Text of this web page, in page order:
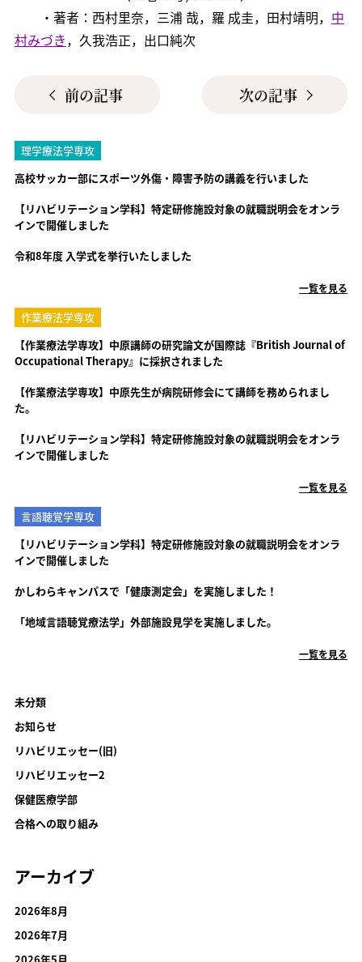
・著者：西村里奈，三浦 哉，羅 成圭，田村靖明， 中
村みづき，久我浩正，出口純次
前の記事 次の記事
理学療法学専攻
高校サッカー部にスポーツ外傷・障害予防の講義を行いました
【リハビリテーション学科】特定研修施設対象の就職説明会をオンラ
インで開催しました
令和8年度 入学式を挙行いたしました
一覧を見る
作業療法学専攻
【作業療法学専攻】中原講師の研究論文が国際誌『British Journal of
Occupational Therapy』に採択されました
【作業療法学専攻】中原先生が病院研修会にて講師を務められまし
た。
【リハビリテーション学科】特定研修施設対象の就職説明会をオンラ
インで開催しました
一覧を見る
言語聴覚学専攻
【リハビリテーション学科】特定研修施設対象の就職説明会をオンラ
インで開催しました
かしわらキャンパスで「健康測定会」を実施しました！
「地域言語聴覚療法学」外部施設見学を実施しました。
一覧を見る
未分類
お知らせ
リハビリエッセー(旧)
リハビリエッセー2
保健医療学部
合格への取り組み
アーカイブ
2026年8月
2026年7月